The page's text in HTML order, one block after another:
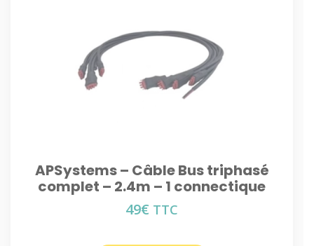
APSystems – Câble Bus triphasé
complet – 2.4m – 1 connectique
49€ TTC